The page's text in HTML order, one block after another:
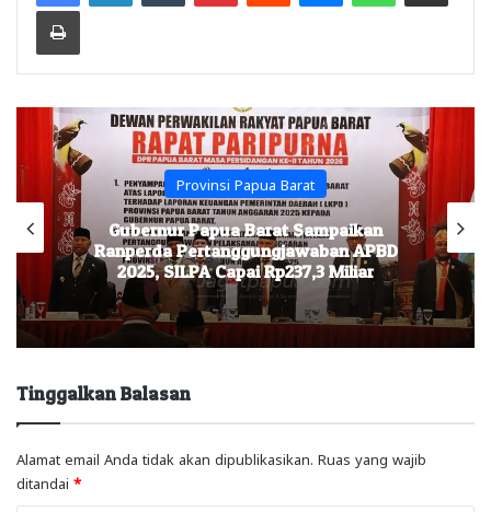
Print
Provinsi Papua Barat
Gubernur Papua Barat Sampaikan
Ranperda Pertanggungjawaban APBD
2025, SILPA Capai Rp237,3 Miliar
Tinggalkan Balasan
Alamat email Anda tidak akan dipublikasikan. Ruas yang wajib
ditandai *